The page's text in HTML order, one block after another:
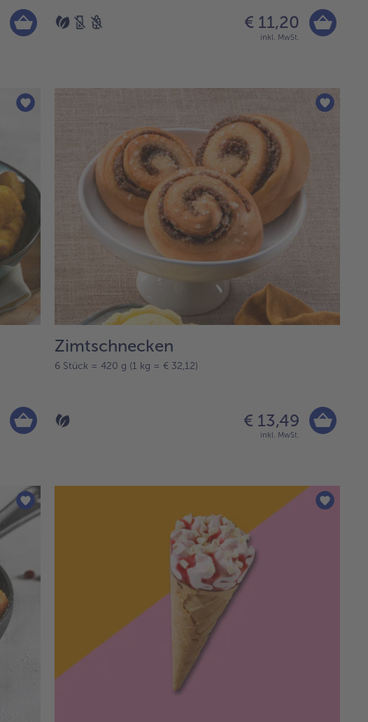
€ 11,20
inkl. MwSt.
Zimtschnecken
6 Stück = 420 g (1 kg = € 32,12)
€ 13,49
inkl. MwSt.